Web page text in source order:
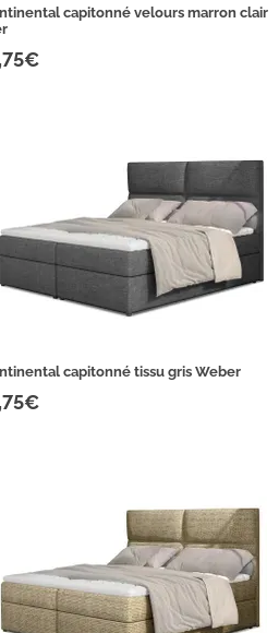
capitonné velours marron clair
capitonné tissu gris Weber